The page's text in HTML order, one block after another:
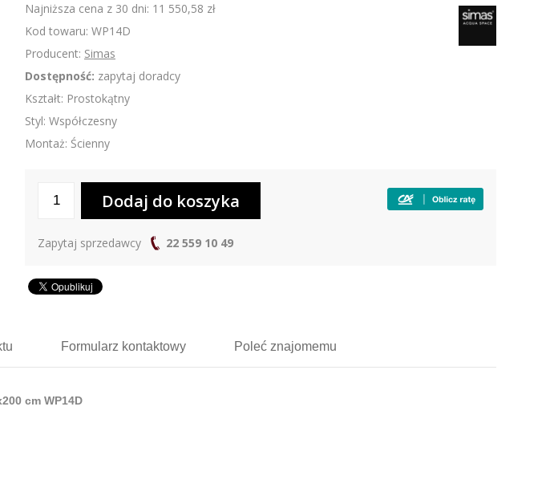
Najniższa cena z 30 dni: 11 550,58 zł
Kod towaru: WP14D
Producent: Simas
Dostępność: zapytaj doradcy
Kształt: Prostokątny
Styl: Współczesny
Montaż: Ścienny
Zapytaj sprzedawcy 22 559 10 49
Formularz kontaktowy Poleć znajomemu
cm WP14D